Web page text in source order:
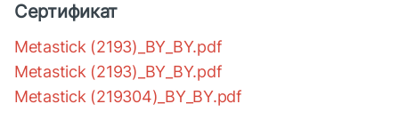
Сертификат
Metastick (2193)_BY_BY.pdf
Metastick (2193)_BY_BY.pdf
Metastick (219304)_BY_BY.pdf